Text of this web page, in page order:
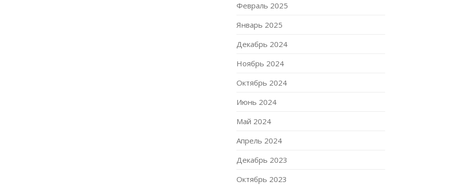
Февраль 2025
Январь 2025
Декабрь 2024
Ноябрь 2024
Октябрь 2024
Июнь 2024
Май 2024
Апрель 2024
Декабрь 2023
Октябрь 2023